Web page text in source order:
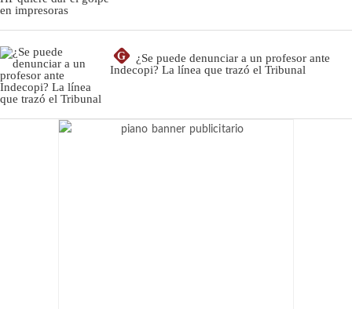
G
¿Se puede denunciar a un profesor ante
Indecopi? La línea que trazó el Tribunal